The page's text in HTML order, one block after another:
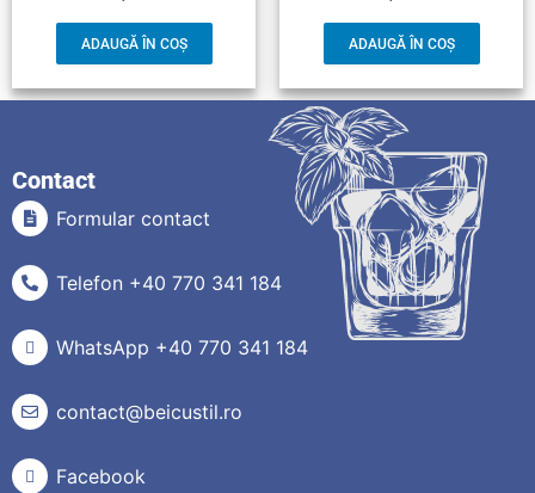
ADAUGĂ ÎN COȘ ADAUGĂ ÎN COȘ
Contact
Formular contact
Telefon +40 770 341 184
WhatsApp +40 770 341 184
contact@beicustil.ro
Facebook